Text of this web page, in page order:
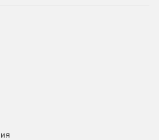
и интегрированную
Edition позволяет создавать
для VMware и Hyper-V.
и поддерживающая Microsoft
SQL.